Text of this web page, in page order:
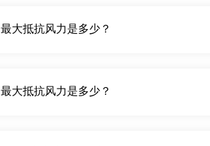
最大抵抗风力是多少？
最大抵抗风力是多少？